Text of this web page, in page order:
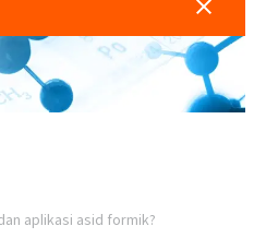
aplikasi asid formik?